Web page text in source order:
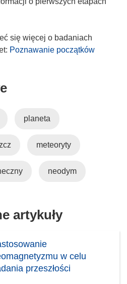
się więcej o badaniach
Poznawanie początków
planeta
meteoryty
neodym
artykuły
w celu
przeszłości